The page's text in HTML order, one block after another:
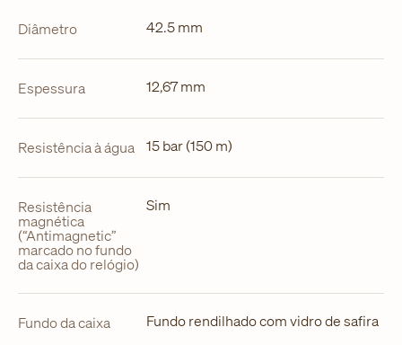
Diâmetro 42.5 mm
Espessura 12,67 mm
Resistência à água 15 bar (150 m)
Resistência
magnética
(“Antimagnetic”
marcado no fundo
da caixa do relógio)
Sim
Fundo da caixa Fundo rendilhado com vidro de safira